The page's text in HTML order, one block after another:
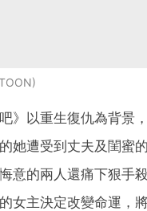
》以重生復仇為背景
她遭受到丈夫及閨蜜
意的兩人還痛下狠手
女主決定改變命運，